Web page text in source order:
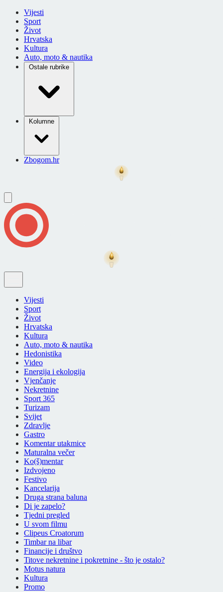
Vijesti
Sport
Život
Hrvatska
Kultura
Auto, moto & nautika
Ostale rubrike
Kolumne
Zbogom.hr
Vijesti
Sport
Život
Hrvatska
Kultura
Auto, moto & nautika
Hedonistika
Video
Energija i ekologija
Vjenčanje
Nekretnine
Sport 365
Turizam
Svijet
Zdravlje
Gastro
Komentar utakmice
Maturalna večer
Ko(š)mentar
Izdvojeno
Festivo
Kancelarija
Druga strana baluna
Di je zapelo?
Tjedni pregled
U svom filmu
Clipeus Croatorum
Timbar na libar
Financije i društvo
Titove nekretnine i pokretnine - što je ostalo?
Motus natura
Kultura
Promo